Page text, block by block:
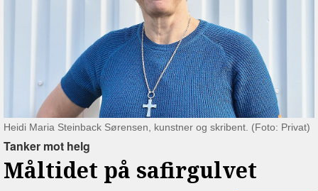
Heidi Maria Steinback Sørensen, kunstner og skribent. (Foto: Privat)
Tanker mot helg
Måltidet på safirgulvet